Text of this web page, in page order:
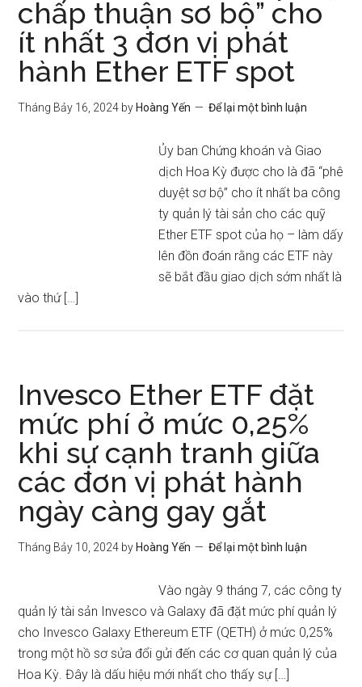
chấp thuận sơ bộ” cho
ít nhất 3 đơn vị phát
hành Ether ETF spot
Tháng Bảy 16, 2024 by Hoàng Yến Để lại một bình luận
Ủy ban Chứng khoán và Giao
dịch Hoa Kỳ được cho là đã “phê
duyệt sơ bộ” cho ít nhất ba công
ty quản lý tài sản cho các quỹ
Ether ETF spot của họ – làm dấy
lên đồn đoán rằng các ETF này
sẽ bắt đầu giao dịch sớm nhất là
vào thứ […]
Invesco Ether ETF đặt
mức phí ở mức 0,25%
khi sự cạnh tranh giữa
các đơn vị phát hành
ngày càng gay gắt
Tháng Bảy 10, 2024 by Hoàng Yến Để lại một bình luận
Vào ngày 9 tháng 7, các công ty
quản lý tài sản Invesco và Galaxy đã đặt mức phí quản lý
cho Invesco Galaxy Ethereum ETF (QETH) ở mức 0,25%
trong một hồ sơ sửa đổi gửi đến các cơ quan quản lý của
Hoa Kỳ. Đây là dấu hiệu mới nhất cho thấy sự […]